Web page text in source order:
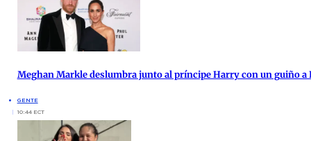
Meghan Markle deslumbra junto al príncipe Harry con un guiño a
GENTE
10:44 ECT